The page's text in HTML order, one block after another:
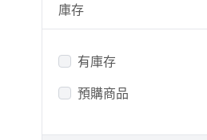
配花
庫存
有庫存
預購商品